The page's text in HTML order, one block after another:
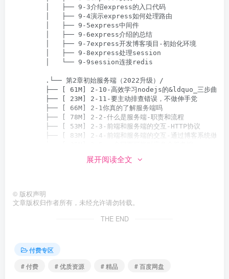
        │   ├── 9-3介绍express的入口代码
        │   ├── 9-4演示express如何处理路由
        │   ├── 9-5express中间件
        │   ├── 9-6express介绍的总结
        │   ├── 9-7express开发博客项目-初始化环境
        │   ├── 9-8express处理session
        │   └── 9-9session连接redis
        .└── 第2章初始服务端（2022升级）/
├── [ 61M] 2-10-高效学习nodejs的&ldquo_三步曲
        ├── [ 23M] 2-11-要主动排查错误，不做伸手党
        ├── [ 66M] 2-1你真的了解服务端吗
        ├── [ 78M] 2-2-什么是服务端-职责和流程
        ├── [ 53M] 2-3-前端和服务端的交互-HTTP协议
├── [ 83M] 2-4-前端和服务端的交互-通过博客系统做演
        ├── [ 52M] 2-6-路由-服务端的入口规则
        ├── [ 32M] 2-7-路由的实现离不开Request
        ├── 第15章发布到云服务器（2022升级）/
        │   ├── [ 42M] 15-10开启防火墙，让外网可以访问
│   ├── [ 79M] 15-12-认识Githubactions-自动发布
        │   ├── [ 19M] 15-15-线上数据库需要单独购买
        │   ├── [ 15M] 15-16域名和HTTPS证书需要单独购买
        │   ├── [8.5M] 15-17-章总结
展开阅读全文
© 版权声明
文章版权归作者所有，未经允许请勿转载。
THE END
付费专区
# 付费
# 优质资源 # 精品 # 百度网盘